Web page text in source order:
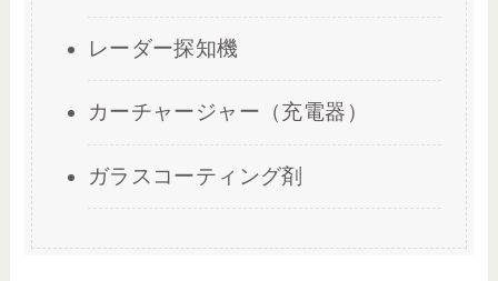
レーダー探知機
カーチャージャー（充電器）
ガラスコーティング剤